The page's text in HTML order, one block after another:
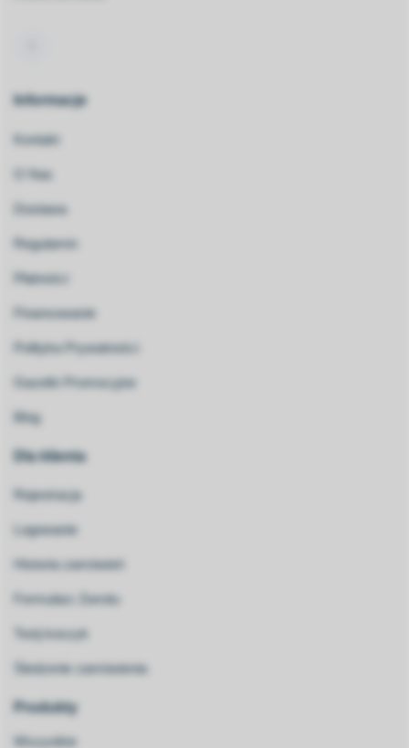
Informacje
Kontakt
O Nas
Dostawa
Regulamin
Płatności
Finansowanie
Polityka Prywatności
Gazetki Promocyjne
Blog
Dla klienta
Rejestracja
Logowanie
Historia zamówień
Formularz Zwrotu
Twój koszyk
Śledzenie zamówienia
Produkty
Wszystkie